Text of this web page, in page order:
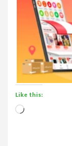
Like this:
Loading…